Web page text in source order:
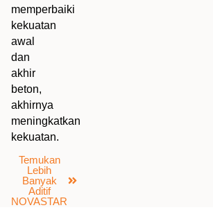
memperbaiki
kekuatan
awal
dan
akhir
beton,
akhirnya
meningkatkan
kekuatan.
Temukan
Lebih
Banyak
Aditif
NOVASTAR